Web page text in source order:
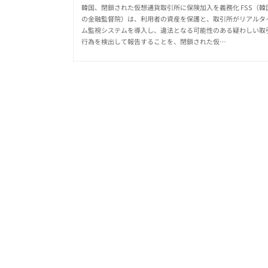
韓国、閉鎖された仮想通貨取引所に保険加入を義務化 FSS（韓
の金融監督院）は、利用者の資産を保護と、取引所がリアルタ
ム監視システムを導入し、違法となる可能性のある疑わしい取
行為を検出して報告することを、閉鎖された仮…